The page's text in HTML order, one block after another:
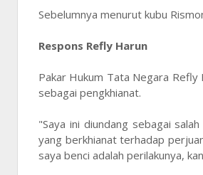
Sebelumnya menurut kubu
Respons Refly Harun
Pakar Hukum Tata Negara
sebagai pengkhianat.
"Saya ini diundang sebagai
yang berkhianat terhadap
saya benci adalah perilakunya,